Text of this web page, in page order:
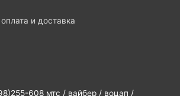
и доставка
608 мтс / вайбер / воцап /